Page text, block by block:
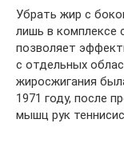
Убрать жир с
лишь в комплексе
позволяет
с отдельных
жиросжигания
1971 году, после
мышц рук